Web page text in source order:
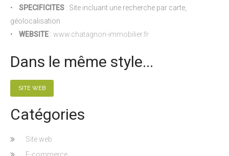
• SPECIFICITES : Site incluant une recherche par carte,
géolocalisation
• WEBSITE : www.chatagnon-immobilier.fr
Dans le même style...
SITE WEB
Catégories
Site web
E-commerce